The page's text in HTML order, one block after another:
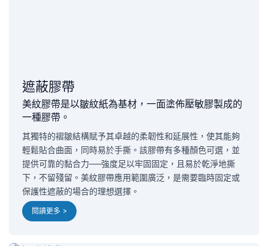
遮蔽膠帶
美紋膠帶是以皺紋紙為基材，一面塗佈壓敏膠製成的
一種膠帶。
其獨特的褶皺結構賦予其卓越的柔韌性和延展性，使其能夠
輕鬆貼合曲面，同時易於手撕。該膠帶有多種顏色可選，並
提供可靠的黏合力——強度足以牢固固定，且易於乾淨地撕
下，不留殘留。美紋膠帶應用範圍廣泛，是需要臨時固定或
保護性遮蔽的場合的理想選擇。
閱讀更多 >